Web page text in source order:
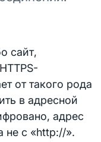
сайт,
от такого рода
в адресной
адрес
не с «http://».